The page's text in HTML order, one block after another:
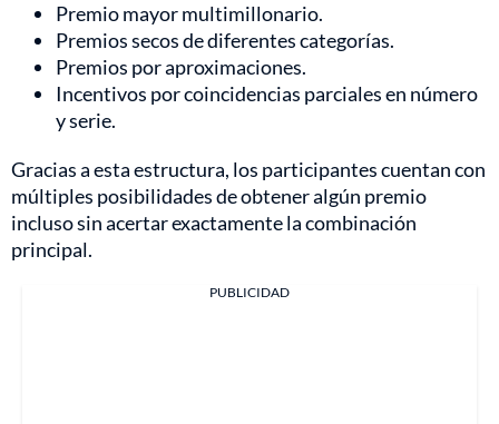
Premio mayor multimillonario.
Premios secos de diferentes categorías.
Premios por aproximaciones.
Incentivos por coincidencias parciales en número
y serie.
Gracias a esta estructura, los participantes cuentan con
múltiples posibilidades de obtener algún premio
incluso sin acertar exactamente la combinación
principal.
PUBLICIDAD